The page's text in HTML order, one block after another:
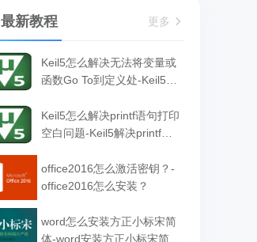
最新教程 更多
Keil5怎么解决无法将变量或
函数Go To到定义处-Keil5解
到定义处的方法
Keil5怎么解决printf语句打印
空白问题-Keil5解决printf语
office2016怎么激活密钥？-
office2016怎么安装？
word怎么安装方正小标宋简
体-word安装方正小标宋简体